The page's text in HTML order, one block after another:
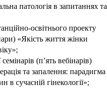
патологія в запитаннях та
освітнього проекту
«Якість життя жінки
(п’ять вебінарів)
та запалення: парадигма
в сучасній гінекології»;